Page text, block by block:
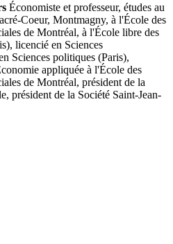
Économiste et professeur, études au
Coeur, Montmagny, à l'École des
de Montréal, à l'École libre des
licencié en Sciences
Sciences politiques (Paris),
appliquée à l'École des
de Montréal, président de la
président de la Société Saint-Jean-